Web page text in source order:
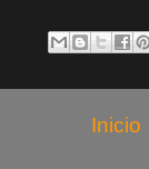
Inicio